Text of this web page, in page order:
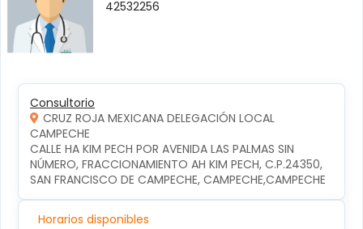
42532256
Consultorio
CRUZ ROJA MEXICANA DELEGACIÓN LOCAL
CAMPECHE
CALLE HA KIM PECH POR AVENIDA LAS PALMAS SIN
NÚMERO, FRACCIONAMIENTO AH KIM PECH, C.P.24350,
SAN FRANCISCO DE CAMPECHE, CAMPECHE,CAMPECHE
Horarios disponibles